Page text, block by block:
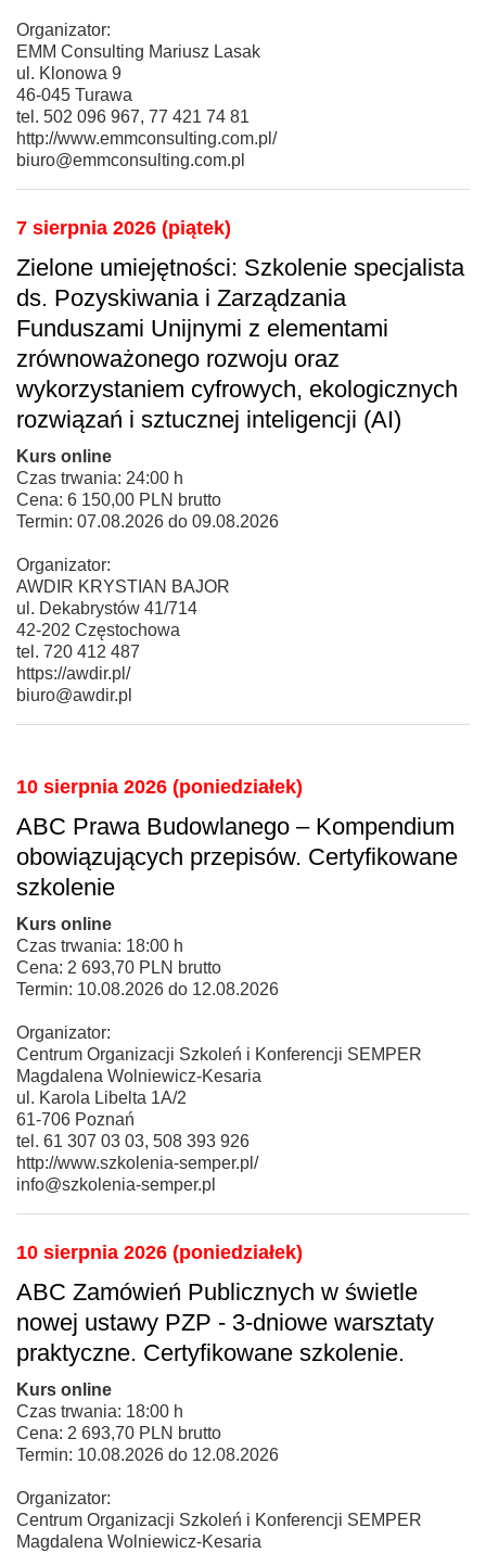
Organizator:
EMM Consulting Mariusz Lasak
ul. Klonowa 9
46-045 Turawa
tel. 502 096 967, 77 421 74 81
http://www.emmconsulting.com.pl/
biuro@emmconsulting.com.pl
7 sierpnia 2026 (piątek)
Zielone umiejętności: Szkolenie specjalista
ds. Pozyskiwania i Zarządzania
Funduszami Unijnymi z elementami
zrównoważonego rozwoju oraz
wykorzystaniem cyfrowych, ekologicznych
rozwiązań i sztucznej inteligencji (AI)
Kurs online
Czas trwania: 24:00 h
Cena: 6 150,00 PLN brutto
Termin: 07.08.2026 do 09.08.2026
Organizator:
AWDIR KRYSTIAN BAJOR
ul. Dekabrystów 41/714
42-202 Częstochowa
tel. 720 412 487
https://awdir.pl/
biuro@awdir.pl
10 sierpnia 2026 (poniedziałek)
ABC Prawa Budowlanego – Kompendium
obowiązujących przepisów. Certyfikowane
szkolenie
Kurs online
Czas trwania: 18:00 h
Cena: 2 693,70 PLN brutto
Termin: 10.08.2026 do 12.08.2026
Organizator:
Centrum Organizacji Szkoleń i Konferencji SEMPER
Magdalena Wolniewicz-Kesaria
ul. Karola Libelta 1A/2
61-706 Poznań
tel. 61 307 03 03, 508 393 926
http://www.szkolenia-semper.pl/
info@szkolenia-semper.pl
10 sierpnia 2026 (poniedziałek)
ABC Zamówień Publicznych w świetle
nowej ustawy PZP - 3-dniowe warsztaty
praktyczne. Certyfikowane szkolenie.
Kurs online
Czas trwania: 18:00 h
Cena: 2 693,70 PLN brutto
Termin: 10.08.2026 do 12.08.2026
Organizator:
Centrum Organizacji Szkoleń i Konferencji SEMPER
Magdalena Wolniewicz-Kesaria